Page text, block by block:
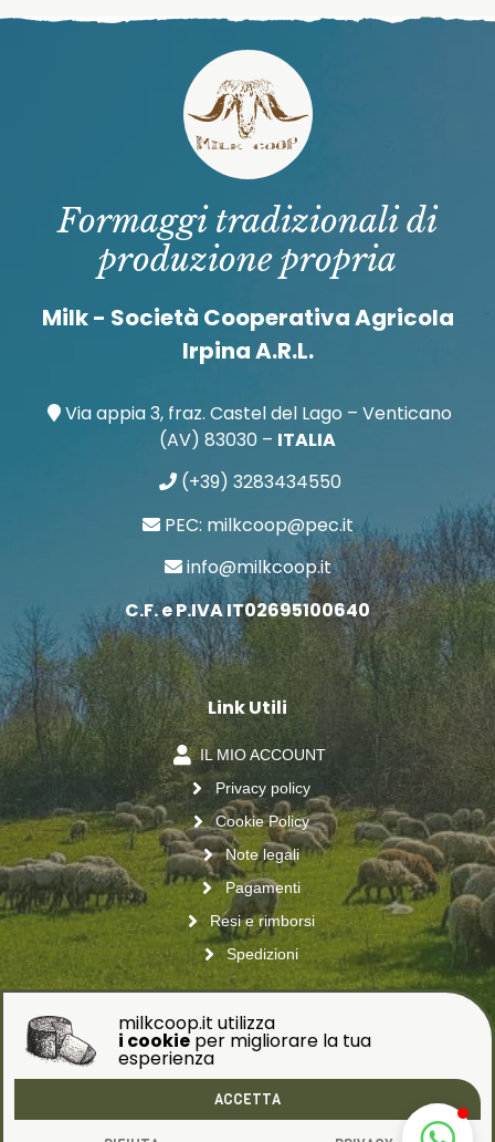
Formaggi tradizionali di
produzione propria
Milk - Società Cooperativa Agricola
Irpina A.R.L.
Via appia 3, fraz. Castel del Lago – Venticano
(AV) 83030 – ITALIA
(+39) 3283434550
PEC: milkcoop@pec.it
info@milkcoop.it
C.F. e P.IVA IT02695100640
Link Utili
IL MIO ACCOUNT
Privacy policy
Cookie Policy
Note legali
Pagamenti
Resi e rimborsi
Spedizioni
Seguici sui social
milkcoop.it utilizza
i cookieper migliorare la tua
esperienza
ACCETTA